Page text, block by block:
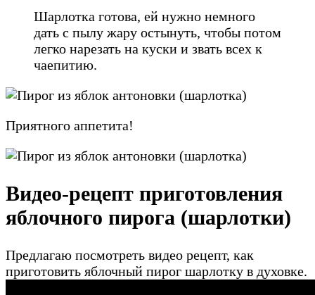
Шарлотка готова, ей нужно немного
дать с пылу жару остынуть, чтобы потом
легко нарезать на куски и звать всех к
чаепитию.
Приятного аппетита!
Видео-рецепт приготовления
яблочного пирога (шарлотки)
Предлагаю посмотреть видео рецепт, как
приготовить яблочный пирог шарлотку в духовке.